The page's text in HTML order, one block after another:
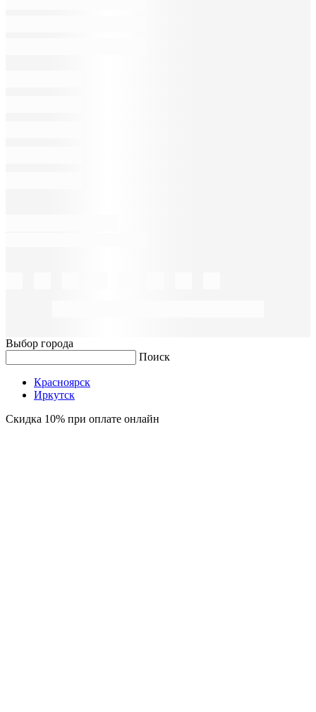
Выбор города
Поиск
Красноярск
Иркутск
Скидка 10% при оплате онлайн